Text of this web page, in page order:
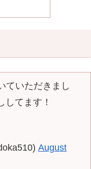
ていただきまし
てます！
August